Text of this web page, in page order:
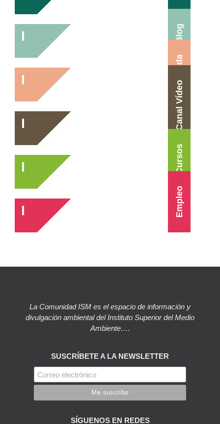
Blog
Agenda
Canal Vídeo
Cursos
Empleo
La Comunidad ISM es el espacio de información y
divulgación ambiental del Instituto Superior del Medio
Ambiente….
SUSCRÍBETE A LA NEWSLETTER
SÍGUENOS EN REDES